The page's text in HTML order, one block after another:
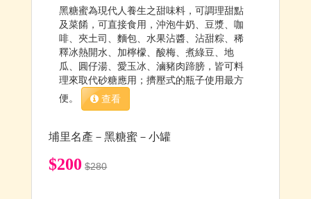
黑糖蜜為現代人養生之甜味料，可調理甜點
及菜餚，可直接食用，沖泡牛奶、豆漿、咖
啡、夾土司、麵包、水果沾醬、沾甜粽、稀
釋冰熱開水、加檸檬、酸梅、煮綠豆、地
瓜、圓仔湯、愛玉冰、滷豬肉蹄膀，皆可料
理來取代砂糖應用；擠壓式的瓶子使用最方
便。
查看
埔里名產－黑糖蜜－小罐
$200 $280